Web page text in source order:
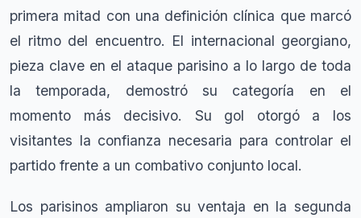
primera mitad con una definición clínica que marcó
el ritmo del encuentro. El internacional georgiano,
pieza clave en el ataque parisino a lo largo de toda
la temporada, demostró su categoría en el
momento más decisivo. Su gol otorgó a los
visitantes la confianza necesaria para controlar el
partido frente a un combativo conjunto local.
Los parisinos ampliaron su ventaja en la segunda